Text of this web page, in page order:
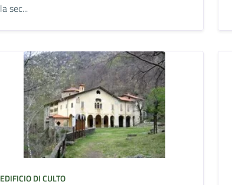
la sec...
EDIFICIO DI CULTO